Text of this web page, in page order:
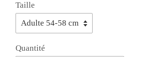
Taille
Quantité